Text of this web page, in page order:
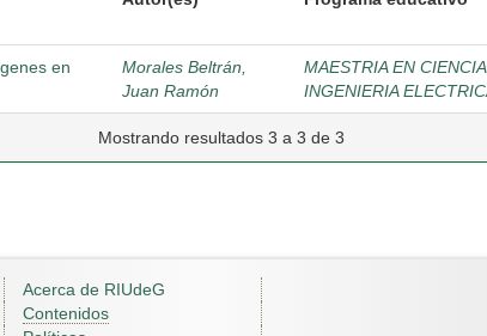
en
Morales Beltrán,
Juan Ramón
MAESTRIA EN
INGENIERIA
Mostrando resultados 3 a 3 de 3
Acerca de RIUdeG
Contenidos